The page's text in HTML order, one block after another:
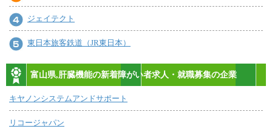
ジェイテクト
東日本旅客鉄道（JR東日本）
富山県,肝臓機能の新着障がい者求人・就職募集の企業
キヤノンシステムアンドサポート
リコージャパン